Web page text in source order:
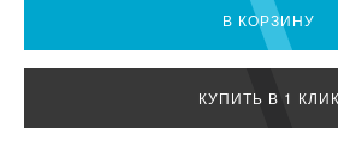
В КОРЗИНУ
КУПИТЬ В 1 КЛИК